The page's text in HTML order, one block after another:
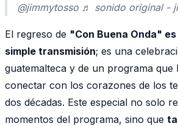
@jimmytosso ♬ sonido original -
El regreso de "Con Buena Onda"
simple transmisión; es una
guatemalteca y de un programa que
conectar con los corazones de los
dos décadas. Este especial no solo
momentos del programa, sino que